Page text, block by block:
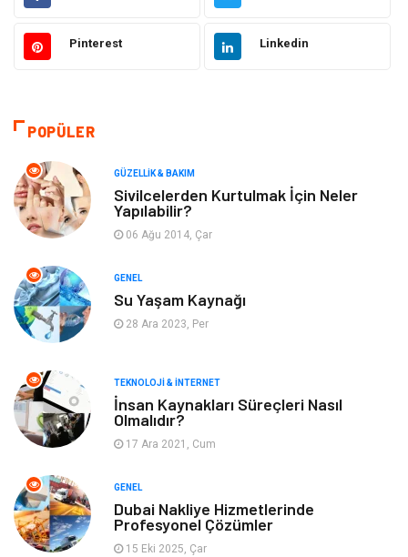
Moda Sağlıklı Yaşam
Bilgisayar & Yazılım
Makine
Giyim
Yeme & İçme
Keyif & Hobi Organizasyon
Gayrimenkul Spor
Finans& Ekonomi Anne & Çocuk
Genel Kültür
Ev İşleri
Pinterest Linkedin
POPÜLER
GÜZELLIK & BAKIM
Sivilcelerden Kurtulmak İçin Neler
Yapılabilir?
06 Ağu 2014, Çar
GENEL
Su Yaşam Kaynağı
28 Ara 2023, Per
TEKNOLOJI & İNTERNET
İnsan Kaynakları Süreçleri Nasıl
Olmalıdır?
17 Ara 2021, Cum
GENEL
Dubai Nakliye Hizmetlerinde
Profesyonel Çözümler
15 Eki 2025, Çar